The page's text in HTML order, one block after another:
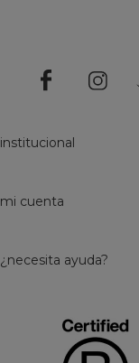
institucional
mi cuenta
¿necesita ayuda?